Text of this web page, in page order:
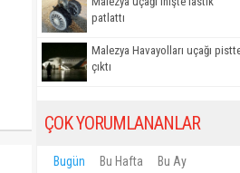
patlattı
Malezya Havayolları uçağı
çıktı
ÇOK YORUMLANANLAR
Bugün Bu Hafta Bu Ay